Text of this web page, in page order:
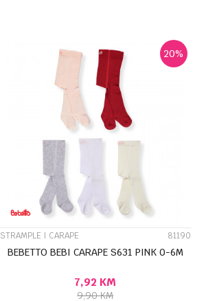
UPOREDI
20%
STRAMPLE I CARAPE 81190
BEBETTO BEBI CARAPE S631 PINK 0-6M
7,92 KM
9,90KM